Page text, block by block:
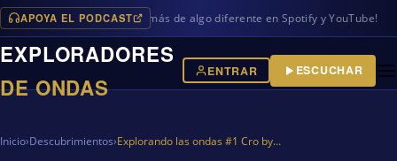
APOYA EL PODCAST
programas en iVoox, además de algo diferente en Spotify y YouTube!
EXPLORADORES
DE ONDAS
ENTRAR ESCUCHAR
Inicio›Descubrimientos›Explorando las ondas #1 Cro by…